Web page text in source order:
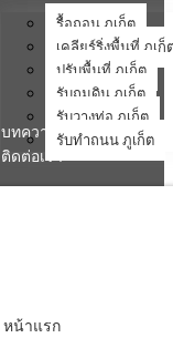
รื้อถอน ภูเก็ต
เคลียร์ริ่งพื้นที่ ภูเก็
ปรับพื้นที่ ภูเก็ต
รับถมดิน ภูเก็ต
รับวางท่อ ภูเก็ต
รับทำถนน ภูเก็ต
บทความ
ติดต่อเรา
หน้าแรก